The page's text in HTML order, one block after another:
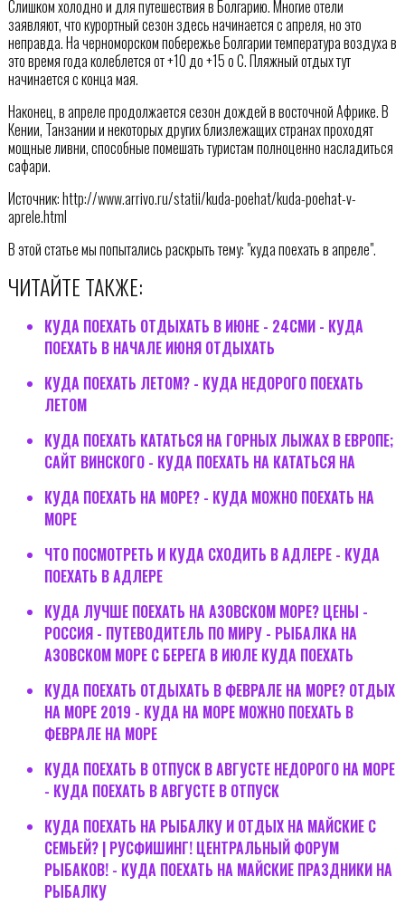
Слишком холодно и для путешествия в Болгарию. Многие отели
заявляют, что курортный сезон здесь начинается с апреля, но это
неправда. На черноморском побережье Болгарии температура воздуха в
это время года колеблется от +10 до +15 o C. Пляжный отдых тут
начинается с конца мая.
Наконец, в апреле продолжается сезон дождей в восточной Африке. В
Кении, Танзании и некоторых других близлежащих странах проходят
мощные ливни, способные помешать туристам полноценно насладиться
сафари.
Источник: http://www.arrivo.ru/statii/kuda-poehat/kuda-poehat-v-
aprele.html
В этой статье мы попытались раскрыть тему: "куда поехать в апреле".
ЧИТАЙТЕ ТАКЖЕ:
КУДА ПОЕХАТЬ ОТДЫХАТЬ В ИЮНЕ - 24СМИ - КУДА
ПОЕХАТЬ В НАЧАЛЕ ИЮНЯ ОТДЫХАТЬ
КУДА ПОЕХАТЬ ЛЕТОМ? - КУДА НЕДОРОГО ПОЕХАТЬ
ЛЕТОМ
КУДА ПОЕХАТЬ КАТАТЬСЯ НА ГОРНЫХ ЛЫЖАХ В ЕВРОПЕ;
САЙТ ВИНСКОГО - КУДА ПОЕХАТЬ НА КАТАТЬСЯ НА
КУДА ПОЕХАТЬ НА МОРЕ? - КУДА МОЖНО ПОЕХАТЬ НА
МОРЕ
ЧТО ПОСМОТРЕТЬ И КУДА СХОДИТЬ В АДЛЕРЕ - КУДА
ПОЕХАТЬ В АДЛЕРЕ
КУДА ЛУЧШЕ ПОЕХАТЬ НА АЗОВСКОМ МОРЕ? ЦЕНЫ -
РОССИЯ - ПУТЕВОДИТЕЛЬ ПО МИРУ - РЫБАЛКА НА
АЗОВСКОМ МОРЕ С БЕРЕГА В ИЮЛЕ КУДА ПОЕХАТЬ
КУДА ПОЕХАТЬ ОТДЫХАТЬ В ФЕВРАЛЕ НА МОРЕ? ОТДЫХ
НА МОРЕ 2019 - КУДА НА МОРЕ МОЖНО ПОЕХАТЬ В
ФЕВРАЛЕ НА МОРЕ
КУДА ПОЕХАТЬ В ОТПУСК В АВГУСТЕ НЕДОРОГО НА МОРЕ
- КУДА ПОЕХАТЬ В АВГУСТЕ В ОТПУСК
КУДА ПОЕХАТЬ НА РЫБАЛКУ И ОТДЫХ НА МАЙСКИЕ С
СЕМЬЕЙ? | РУСФИШИНГ! ЦЕНТРАЛЬНЫЙ ФОРУМ
РЫБАКОВ! - КУДА ПОЕХАТЬ НА МАЙСКИЕ ПРАЗДНИКИ НА
РЫБАЛКУ